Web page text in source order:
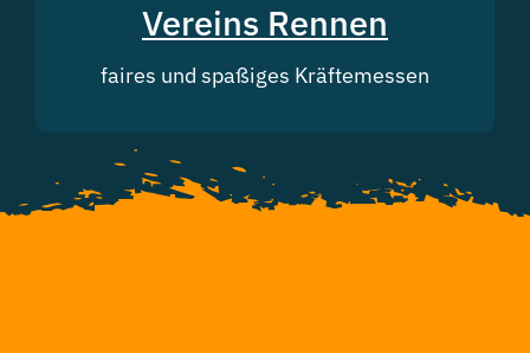
Vereins Rennen
faires und spaßiges Kräftemessen